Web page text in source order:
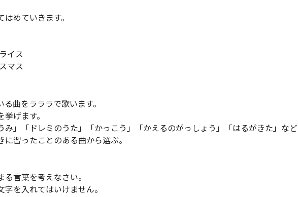
めていきます。
イス
マス
曲をラララで歌います。
げます。
」「ドレミのうた」「かっこう」「かえるのがっしょう」「はるがきた」など
習ったことのある曲から選ぶ。
言葉を考えなさい。
を入れてはいけません。